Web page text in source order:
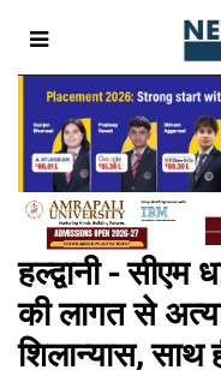
हल्द्वानी - सीएम
की लागत से
शिलान्यास, साथ